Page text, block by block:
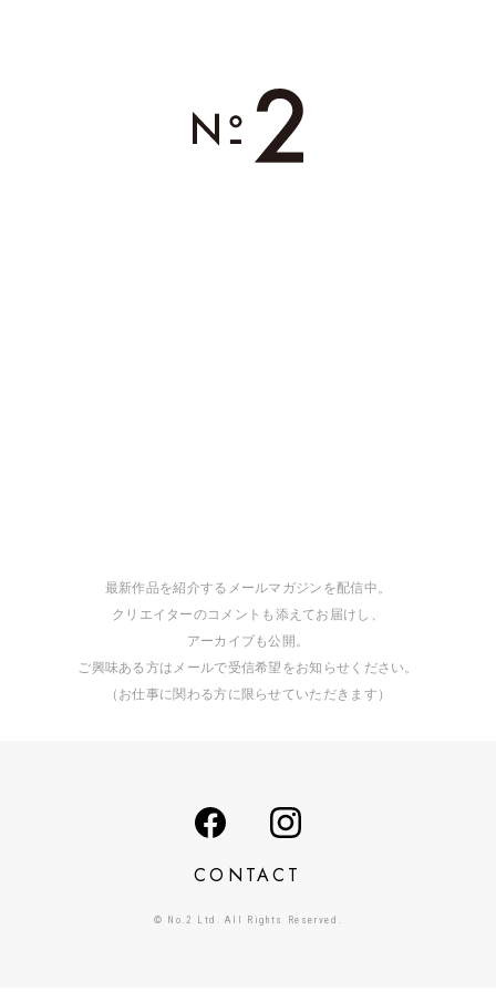
最新作品を紹介するメールマガジンを配信中。
クリエイターのコメントも添えてお届けし、
アーカイブも公開。
ご興味ある方はメールで受信希望をお知らせください。
（お仕事に関わる方に限らせていただきます）
CONTACT
© No.2 Ltd. All Rights Reserved.